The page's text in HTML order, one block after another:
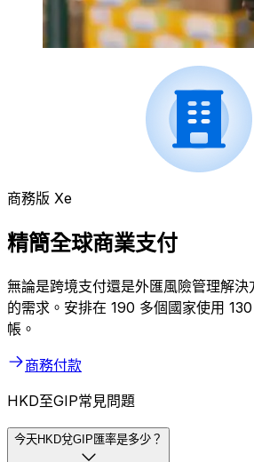
商務版 Xe
精簡全球商業支付
無論是跨境支付還是外匯風險管理解
的需求。安排在 190 多個國家使用
帳。
商務付款
HKD至GIP常見問題
今天HKD兌GIP匯率是多少？